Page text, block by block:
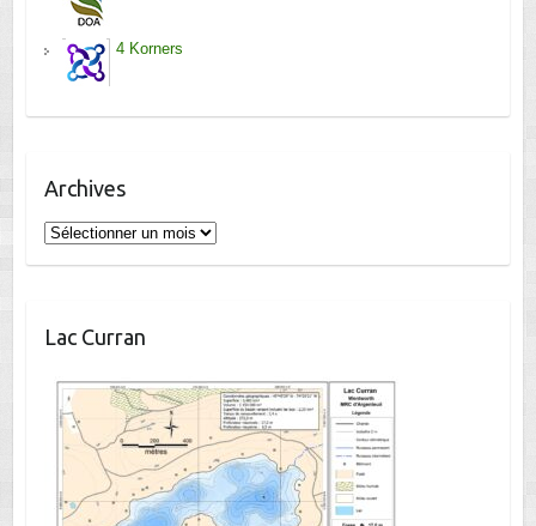
4 Korners
Archives
Archives
Lac Curran